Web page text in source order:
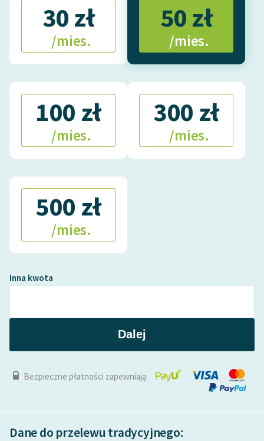
30 zł
/mies.
50 zł
/mies.
100 zł
/mies.
300 zł
/mies.
500 zł
/mies.
Inna kwota
Dalej
Bezpieczne płatności zapewniają:
Dane do przelewu tradycyjnego: